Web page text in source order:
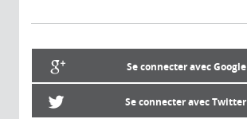
Se connecter avec Google
Se connecter avec Twitter